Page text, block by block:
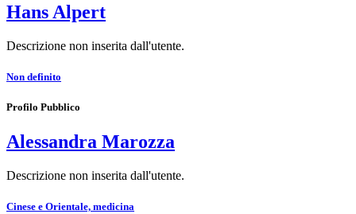
Hans Alpert
Descrizione non inserita dall'utente.
Non definito
Profilo Pubblico
Alessandra Marozza
Descrizione non inserita dall'utente.
Cinese e Orientale, medicina